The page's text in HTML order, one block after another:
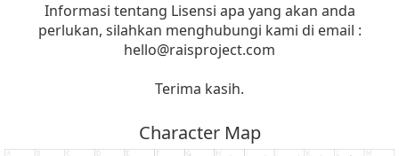
Informasi tentang Lisensi apa yang akan anda
perlukan, silahkan menghubungi kami di email :
hello@raisproject.com
Terima kasih.
Character Map